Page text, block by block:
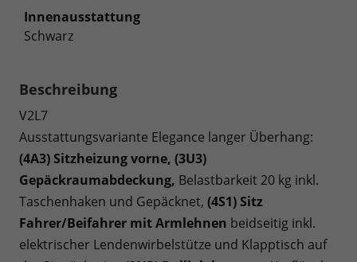
Innenausstattung
Schwarz
Beschreibung
V2L7
Ausstattungsvariante Elegance langer Überhang:
(4A3) Sitzheizung vorne, (3U3)
Gepäckraumabdeckung, Belastbarkeit 20 kg inkl.
Taschenhaken und Gepäcknet, (4S1) Sitz
Fahrer/Beifahrer mit Armlehnen beidseitig inkl.
elektrischer Lendenwirbelstütze und Klapptisch auf